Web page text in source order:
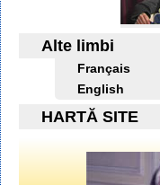
Alte limbi
Français
English
HARTĂ SITE